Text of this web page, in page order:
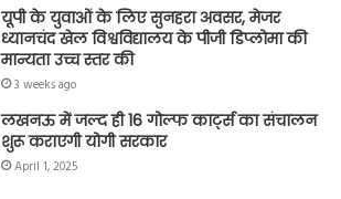
यूपी के युवाओं के लिए सुनहरा अवसर, मेजर
ध्यानचंद खेल विश्वविद्यालय के पीजी डिप्लोमा की
मान्यता उच्च स्तर की
3 weeks ago
लखनऊ में जल्द ही 16 गोल्फ कार्ट्स का संचालन
शुरू कराएगी योगी सरकार
April 1, 2025